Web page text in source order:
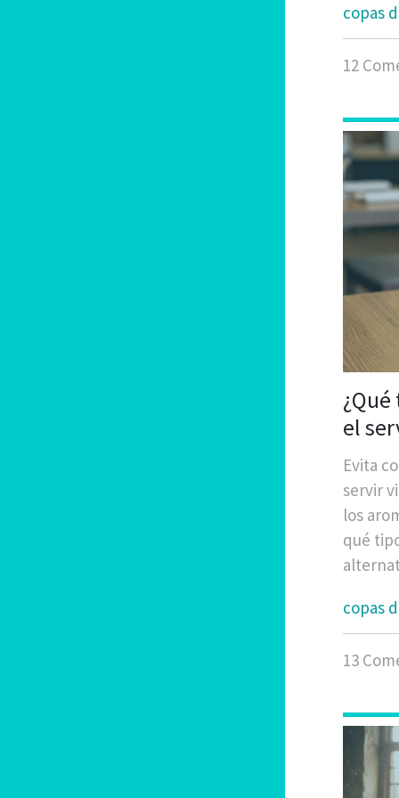
copas
12
el
Evita
servir
los
qué
copas
13